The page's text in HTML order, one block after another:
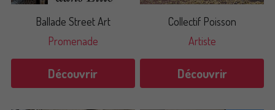
Ballade Street Art
Promenade
Découvrir
Collectif Poisson
Artiste
Découvrir